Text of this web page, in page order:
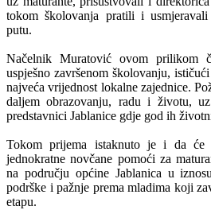
tokom školovanja pratili i
putu.
Načelnik Muratović ovom prilikom
uspješno završenom školovanju,
najveća vrijednost lokalne zajednice.
daljem obrazovanju, radu i životu,
predstavnici Jablanice gdje god ih
Tokom prijema istaknuto je i da će
jednokratne novčane pomoći za
na području općine Jablanica u
podrške i pažnje prema mladima koji
etapu.